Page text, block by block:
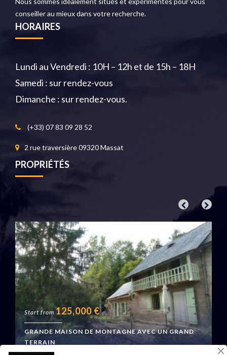
conseiller au mieux dans votre recherche.
HORAIRES
Lundi au Vendredi : 10H – 12h et de 15h – 18H
Samedi : sur rendez-vous
Dimanche : sur rendez-vous.
(+33) 07 83 09 28 52
2 rue traversière 09320 Massat
PROPRIÉTÉS
Start from 125,000 €
GRANDE MAISON DE MONTAGNE AVEC UN GRAND
TERRAIN
Boussenac, France